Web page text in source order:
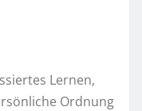
Lernen,
Ordnung